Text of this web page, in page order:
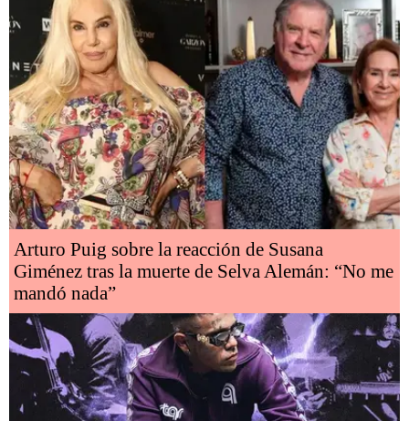
Arturo Puig sobre la reacción de Susana
Giménez tras la muerte de Selva Alemán: “No me
mandó nada”